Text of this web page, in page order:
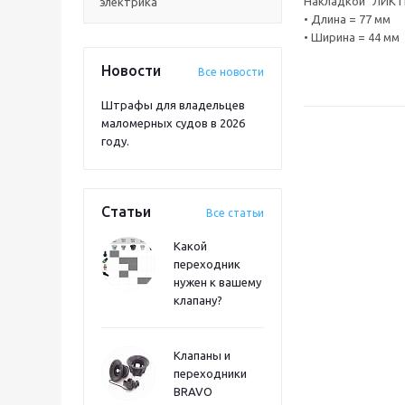
Новости Все новости
Штрафы для владельцев
маломерных судов в 2026
году.
Статьи Все статьи
Какой
переходник
нужен к вашему
клапану?
Клапаны и
переходники
BRAVO
• Длина = 77 мм
• Ширина = 44 мм